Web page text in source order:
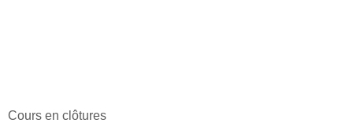
Cours en clôtures